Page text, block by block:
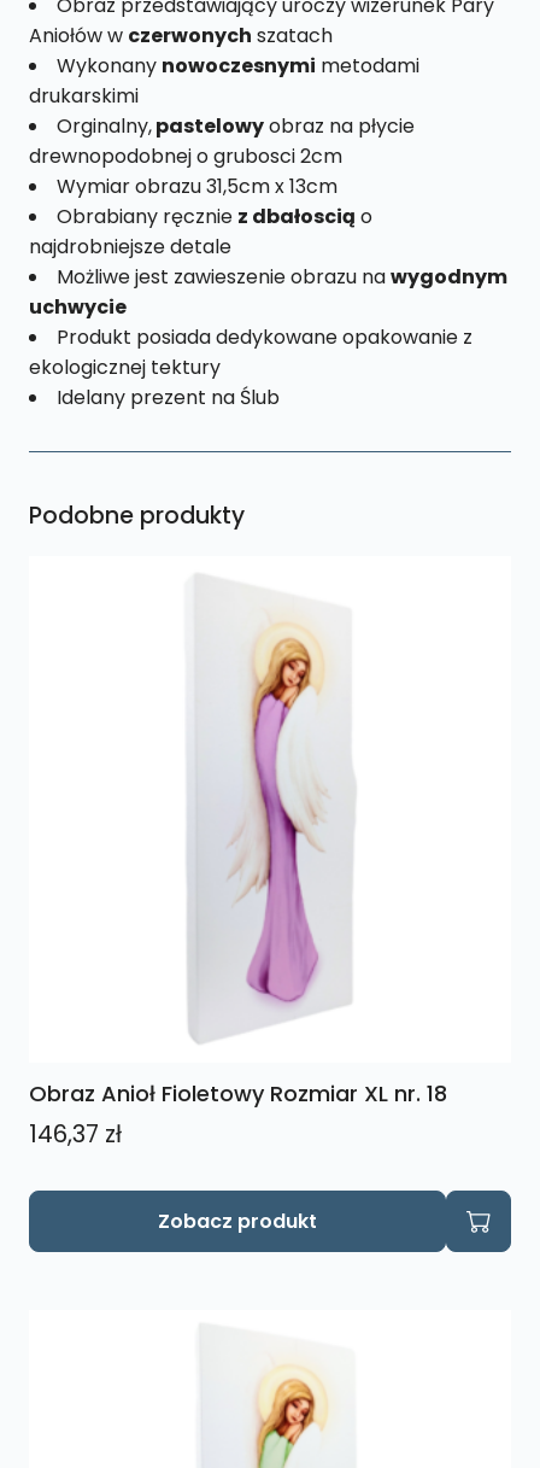
Aniołów w czerwonych szatach
Wykonany nowoczesnymi metodami
drukarskimi
Orginalny,pastelowyobraz na płycie
drewnopodobnej o grubosci 2cm
Wymiar obrazu 31,5cm x 13cm
Obrabiany ręcznie z dbałoscią o
najdrobniejsze detale
Możliwe jest zawieszenie obrazu nawygodnym
uchwycie
Produkt posiada dedykowane opakowanie z
ekologicznej tektury
Idelany prezent na Ślub
Podobne produkty
Obraz Anioł Fioletowy Rozmiar XL nr. 18
146,37 zł
Zobacz produkt